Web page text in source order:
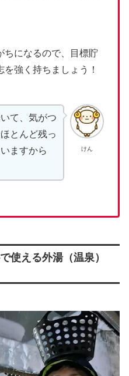
ちになるので、目標貯
強く持ちましょう！
けん
て、気がつ
とんど残っ
ますから
使える外湯（温泉）